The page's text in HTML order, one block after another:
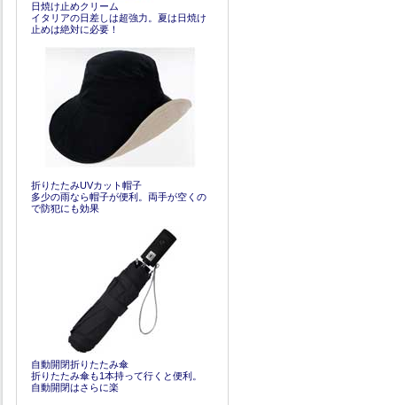
日焼け止めクリーム
イタリアの日差しは超強力。夏は日焼け
止めは絶対に必要！
折りたたみUVカット帽子
多少の雨なら帽子が便利。両手が空くの
で防犯にも効果
自動開閉折りたたみ傘
折りたたみ傘も1本持って行くと便利。
自動開閉はさらに楽